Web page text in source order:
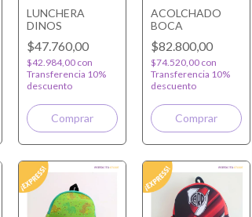
LUNCHERA
DINOS
$47.760,00
$42.984,00 con
Transferencia 10%
descuento
ACOLCHADO
BOCA
$82.800,00
$74.520,00 con
Transferencia 10%
descuento